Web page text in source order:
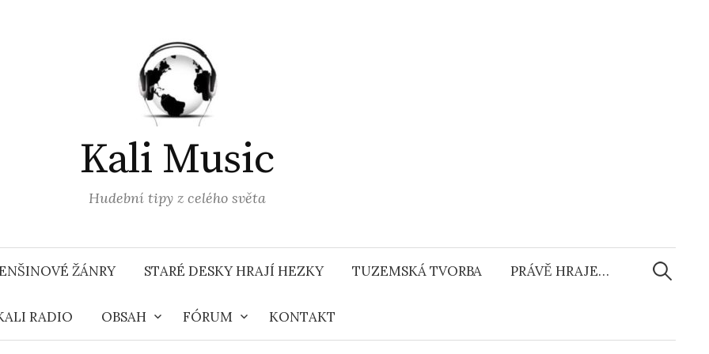
Kali Music
Hudební tipy z celého světa
ŽÁNRY STARÉ DESKY HRAJÍ HEZKY TUZEMSKÁ TVORBA PRÁVĚ HRAJE…
RADIO OBSAH FÓRUM KONTAKT